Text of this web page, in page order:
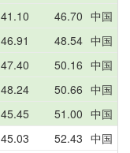
41.10 46.70 中国
46.91 48.54 中国
47.40 50.16 中国
48.24 50.66 中国
45.45 51.00 中国
45.03 52.43 中国